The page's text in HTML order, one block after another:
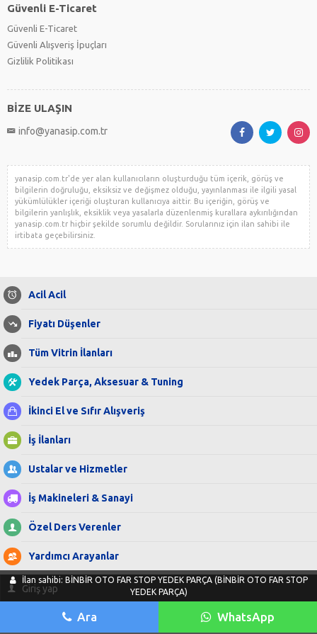
İlan sahibi: BİNBİR OTO FAR STOP YEDEK PARÇA (BİNBİR OTO FAR STOP
YEDEK PARÇA)
Ara WhatsApp
Güvenli E-Ticaret
Güvenli E-Ticaret
Güvenli Alışveriş İpuçları
Gizlilik Politikası
BİZE ULAŞIN
info@yanasip.com.tr
yanasip.com.tr'de yer alan kullanıcıların oluşturduğu tüm içerik, görüş ve
bilgilerin doğruluğu, eksiksiz ve değişmez olduğu, yayınlanması ile ilgili yasal
yükümlülükler içeriği oluşturan kullanıcıya aittir. Bu içeriğin, görüş ve
bilgilerin yanlışlık, eksiklik veya yasalarla düzenlenmiş kurallara aykırılığından
yanasip.com.tr hiçbir şekilde sorumlu değildir. Sorularınız için ilan sahibi ile
irtibata geçebilirsiniz.
Acil Acil
Fiyatı Düşenler
Tüm Vitrin İlanları
Yedek Parça, Aksesuar & Tuning
İkinci El ve Sıfır Alışveriş
İş İlanları
Ustalar ve Hizmetler
İş Makineleri & Sanayi
Özel Ders Verenler
Yardımcı Arayanlar
Giriş yap